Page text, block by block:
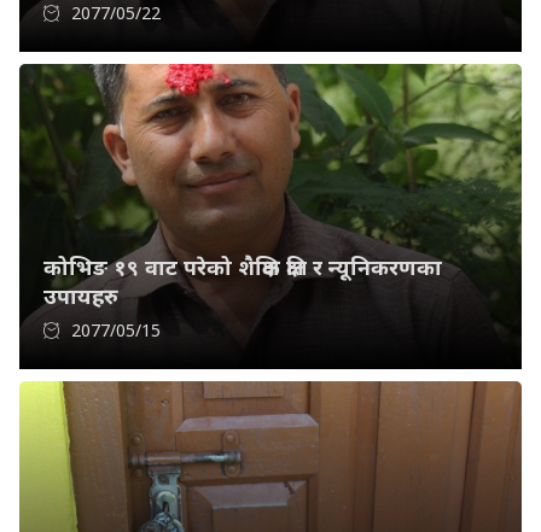
2077/05/22
कोभिङ १९ वाट परेको शैक्षिक क्षति र न्यूनिकरणका
उपायहरु
2077/05/15